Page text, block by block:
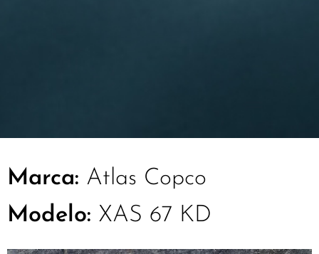
Marca: Atlas Copco
Modelo: XAS 67 KD